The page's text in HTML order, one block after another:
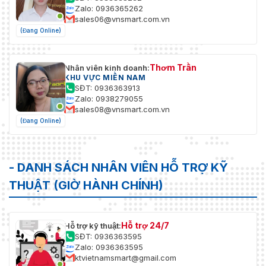
HLC Đúng
WDR 120 dB
ứng cảnh
(SSA)
Cân bằng
trắng
Tự động; tự nhiên; đèn đường; ngoài trời; thủ
theo vùng
Giảm
tiếng ồn
3D KHÔNG
động
Khu vực
quan tâm
Có (4 khu vực)
(Đang Online)
Zalo: 0936365262
sales06@vnsmart.com.vn
(Đang Online)
Nhân viên kinh doanh:Thơm Trần
KHU VỰC MIỀN NAM
SĐT: 0936363913
Zalo: 0938279055
sales08@vnsmart.com.vn
- DANH SÁCH NHÂN VIÊN HỖ TRỢ KỸ
THUẬT (GIỜ HÀNH CHÍNH)
Hỗ trợ kỹ thuật:Hỗ trợ 24/7
SĐT: 0936363595
Zalo: 0936363595
ktvietnamsmart@gmail.com